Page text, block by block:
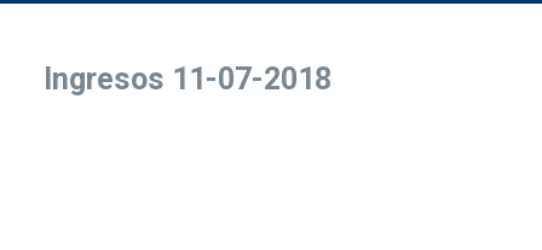
Ingresos 11-07-2018